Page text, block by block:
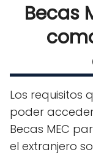
Becas
Los requisitos
poder
Becas MEC
el extranjero